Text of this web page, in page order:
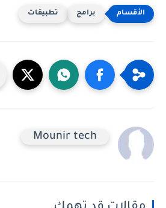
برامج تطبيقات
Mounir tech